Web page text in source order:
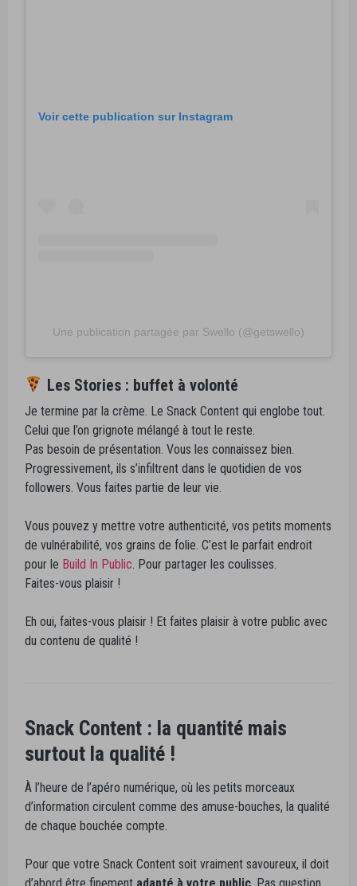
Voir cette publication sur Instagram
Une publication partagée par Swello (@getswello)
Les Stories : buffet à volonté
Je termine par la crème. Le Snack Content qui englobe tout.
Celui que l’on grignote mélangé à tout le reste.
Pas besoin de présentation. Vous les connaissez bien.
Progressivement, ils s’infiltrent dans le quotidien de vos
followers. Vous faites partie de leur vie.
Vous pouvez y mettre votre authenticité, vos petits moments
de vulnérabilité, vos grains de folie. C’est le parfait endroit
pour le Build In Public. Pour partager les coulisses.
Faites-vous plaisir !
Eh oui, faites-vous plaisir ! Et faites plaisir à votre public avec
du contenu de qualité !
Snack Content : la quantité mais
surtout la qualité !
À l’heure de l’apéro numérique, où les petits morceaux
d’information circulent comme des amuse-bouches, la qualité
de chaque bouchée compte.
Pour que votre Snack Content soit vraiment savoureux, il doit